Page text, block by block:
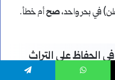
في بحر واحد،صحأم خطأ.
الحفاظ على التراث